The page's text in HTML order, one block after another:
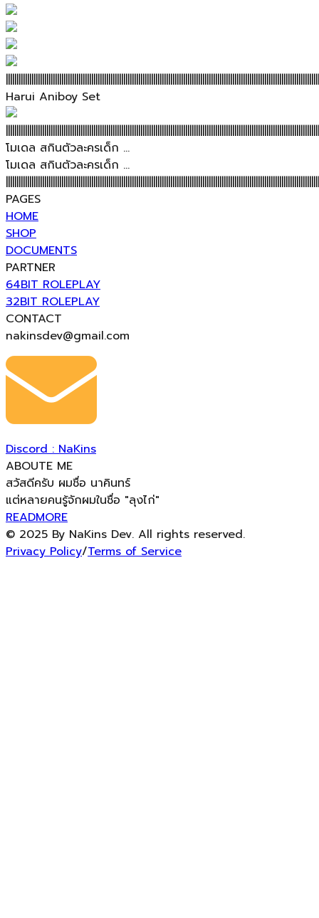
Harui Aniboy Set
โมเดล สกินตัวละครเด็ก ...
โมเดล สกินตัวละครเด็ก ...
PAGES
HOME
SHOP
DOCUMENTS
PARTNER
64BIT ROLEPLAY
32BIT ROLEPLAY
CONTACT
nakinsdev@gmail.com
Discord : NaKins
ABOUTE ME
สวัสดีครับ ผมชื่อ นาคินทร์
แต่หลายคนรู้จักผมในชื่อ "ลุงไก่"
READMORE
© 2025 By NaKins Dev. All rights reserved.
Privacy Policy/Terms of Service